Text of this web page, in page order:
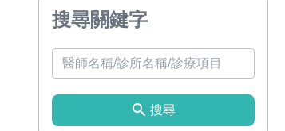
搜尋關鍵字
搜尋